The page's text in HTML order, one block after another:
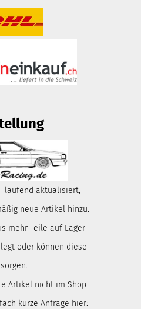
laufend aktualisiert,
neue Artikel hinzu.
mehr Teile auf Lager
oder können diese
Artikel nicht im Shop
kurze Anfrage hier: